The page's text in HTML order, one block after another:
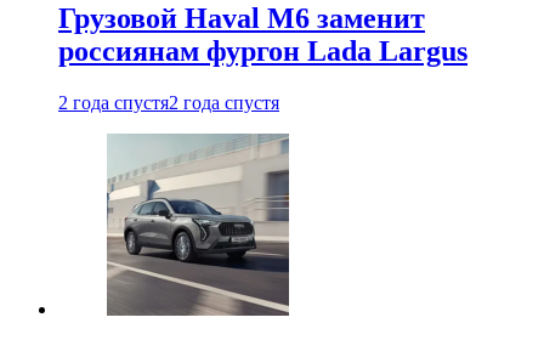
Грузовой Haval M6 заменит
россиянам фургон Lada Largus
2 года спустя2 года спустя